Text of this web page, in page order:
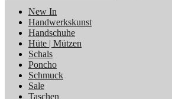
New In
Handwerkskunst
Handschuhe
Hüte | Mützen
Schals
Poncho
Schmuck
Sale
Taschen